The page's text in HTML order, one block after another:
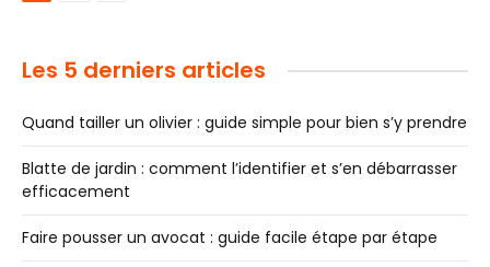
Les 5 derniers articles
Quand tailler un olivier : guide simple pour bien s’y prendre
Blatte de jardin : comment l’identifier et s’en débarrasser
efficacement
Faire pousser un avocat : guide facile étape par étape